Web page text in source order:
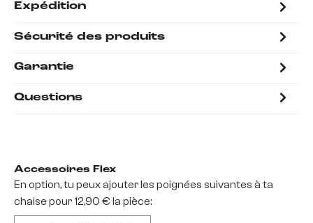
Expédition
Sécurité des produits
Garantie
Questions
Accessoires Flex
En option, tu peux ajouter les poignées suivantes à ta
chaise pour 12,90 € la pièce: